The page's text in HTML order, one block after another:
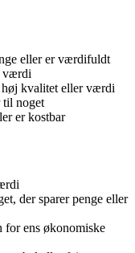
eller er værdifuldt
værdi
høj kvalitet eller værdi
til noget
er kostbar
der sparer penge eller
for ens økonomiske